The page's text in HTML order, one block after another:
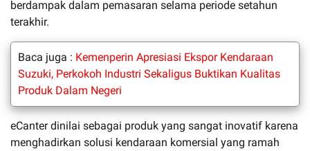
berdampak dalam pemasaran selama periode setahun
terakhir.
Baca juga : Kemenperin Apresiasi Ekspor Kendaraan
Suzuki, Perkokoh Industri Sekaligus Buktikan Kualitas
Produk Dalam Negeri
eCanter dinilai sebagai produk yang sangat inovatif karena
menghadirkan solusi kendaraan komersial yang ramah